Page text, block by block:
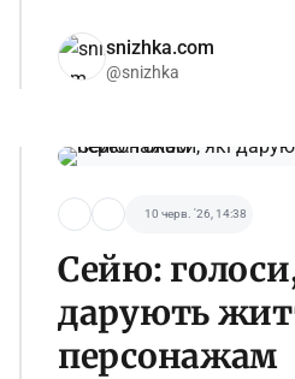
snizhka.com
@snizhka
10 черв. '26, 14:38
Сейю:
дарують
персонажам